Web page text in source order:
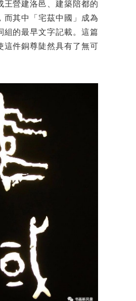
王營建洛邑、建築陪都的
而其中「宅茲中國」成為
組的最早文字記載。這篇
這件銅尊陡然具有了無可